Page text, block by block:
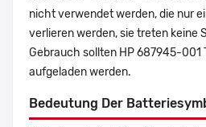
nicht verwendet werden, die nur
verlieren werden, sie treten keine
Gebrauch sollten HP 687945-001
aufgeladen werden.
Bedeutung Der